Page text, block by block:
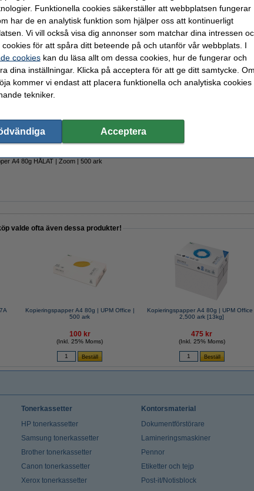
A4 80g | Zoom | 500 ark
A4 80g HÅLAT | Zoom | 500 ark
valde ofta även dessa produkter!
Kopieringspapper A4 80g | UPM Office |
500 ark
100 kr
(Inkl. 25% Moms)
Kopieringspapper A4 80g | UPM Office
2,500 ark [13kg]
475 kr
(Inkl. 25% Moms)
Tonerkassetter
HP tonerkassetter
Samsung tonerkassetter
Brother tonerkassetter
Canon tonerkassetter
Xerox tonerkassetter
Kontorsmaterial
Dokumentförstörare
Lamineringsmaskiner
Pennor
Etiketter och tejp
Post-it/Notisblock
Funktionella cookies säkerställer att webbplatsen fungerar
har de en analytisk funktion som hjälper oss att kontinuerligt
Vi vill också visa dig annonser som matchar dina intressen
för att spåra ditt beteende på och utanför vår webbplats. I
cookieskan du läsa allt om dessa cookies, hur de fungerar och
dina inställningar. Klicka på acceptera för att ge ditt samtycke. Om
kommer vi endast att placera funktionella och analytiska cookies
tekniker.
Acceptera